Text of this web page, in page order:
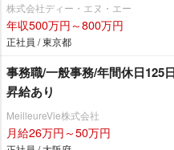
株式会社ディー・エヌ・エー
年収500万円～800万円
正社員 / 東京都
事務職/一般事務/年間休日125
昇給あり
MeilleureVie株式会社
月給26万円～50万円